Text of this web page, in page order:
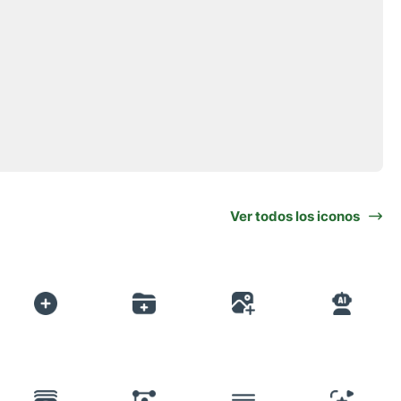
Ver todos los iconos